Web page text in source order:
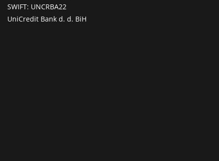
SWIFT: UNCRBA22
UniCredit Bank d. d. BiH